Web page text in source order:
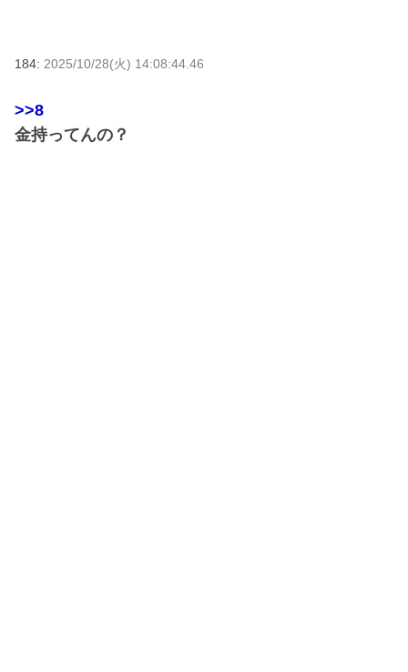
184: 2025/10/28(火) 14:08:44.46
>>8
金持ってんの？